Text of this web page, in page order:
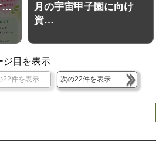
…
月の宇宙甲子園に向け
資…
ジ目を表示
22件を表示 次の22件を表示